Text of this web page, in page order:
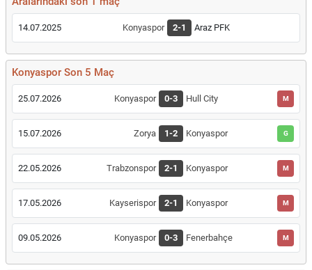
14.07.2025 Konyaspor 2-1 Araz PFK
Konyaspor Son 5 Maç
25.07.2026 Konyaspor 0-3 Hull City M
15.07.2026 Zorya 1-2 Konyaspor G
22.05.2026 Trabzonspor 2-1 Konyaspor M
17.05.2026 Kayserispor 2-1 Konyaspor M
09.05.2026 Konyaspor 0-3 Fenerbahçe M